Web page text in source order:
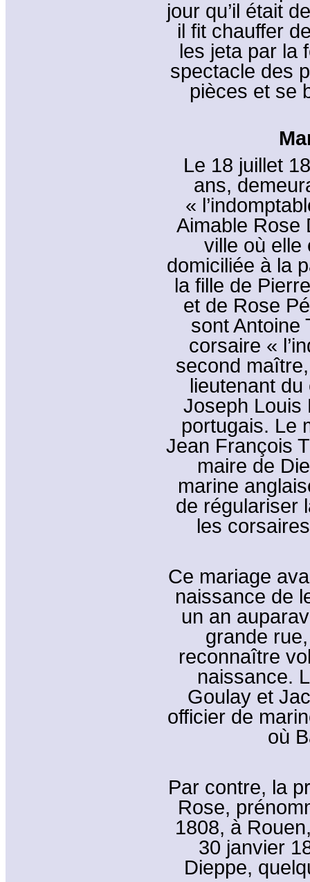
jour qu’il était
il fit chauffer
les jeta par la
spectacle des
pièces et se
Le 18 juillet
ans,
«
Aimable Rose
ville où elle
domiciliée à la
la fille de
et de Rose
sont Antoine
corsaire «
second
lieutenant du
Joseph Louis
portugais. Le
Jean François
maire de
marine
de régulariser
les
Ce mariage
naissance de
un an
grande
reconnaître
naissance.
Goulay et
officier de
où
Par contre, la
Rose,
1808, à
30 janvier
Dieppe,